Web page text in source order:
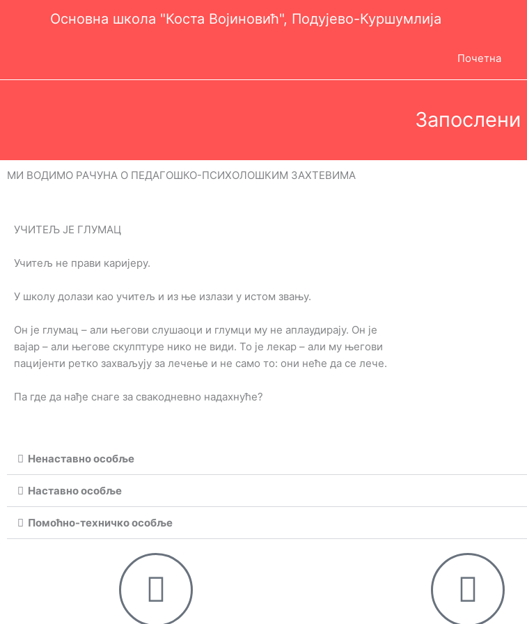
Основна школа "Коста Војиновић", Подујево-Куршумлија
Почетна
Запослени
МИ ВОДИМО РАЧУНА О ПЕДАГОШКО-ПСИХОЛОШКИМ ЗАХТЕВИМА
УЧИТЕЉ ЈЕ ГЛУМАЦ
Учитељ не прави каријеру.
У школу долази као учитељ и из ње излази у истом звању.
Он је глумац – али његови слушаоци и глумци му не аплаудирају. Он је
вајар – али његове скулптуре нико не види. То је лекар – али му његови
пацијенти ретко захваљују за лечење и не само то: они неће да се лече.
Па где да нађе снаге за свакодневно надахнуће?
Ненаставно особље
Наставно особље
Помоћно-техничко особље